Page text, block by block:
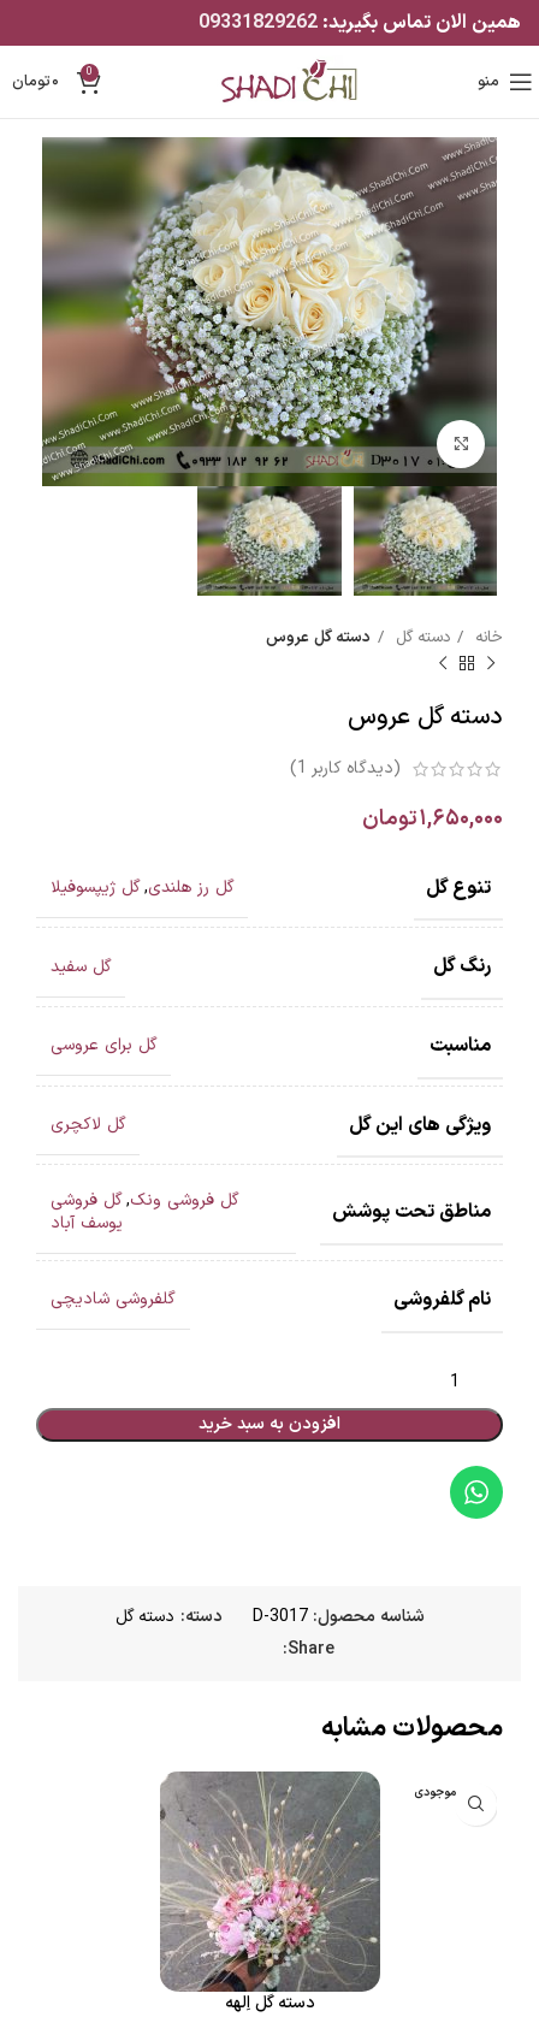
همین الان تماس بگیرید:
منو 0 ۰تومان
بزرگنمایی تصویر
خانه دسته گل دسته گل عروس
دسته گل عروس
(دیدگاه کاربر 1
)
۱,۶۵۰,۰۰۰تومان
تنوع گل گل رز هلندی,گل ژیپسوفیلا
رنگ گل گل سفید
مناسبت گل برای عروسی
ویژگی های این گل گل لاکچری
مناطق تحت پوشش گل فروشی ونک,گل فروشی
یوسف آباد
نام گلفروشی گلفروشی شادیچی
افزودن به سبد خرید
شناسه محصول:D-3017 دسته: دسته گل
Share:
محصولات مشابه
اتمام موجودی
دسته گل اِلهه